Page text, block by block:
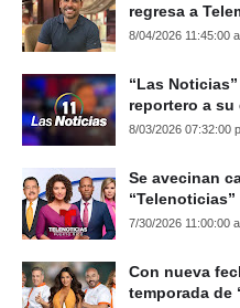
regresa a
8/04/2026 11:45:00
“Las
reportero a su
8/03/2026 07:32:00
Se avecinan
“Telenoticias”
7/30/2026 11:00:00
Con nueva
temporada de